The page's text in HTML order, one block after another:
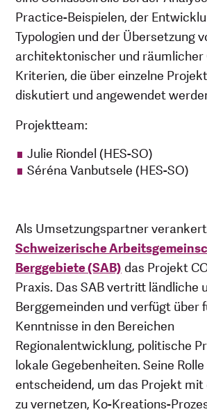
Practice-Beispielen, der
Typologien und der Übersetzung
architektonischer und
Kriterien, die über einzelne
diskutiert und angewendet
Projektteam:
Julie Riondel (HES-SO)
Séréna Vanbutsele (HES-SO)
Als Umsetzungspartner
Schweizerische
Berggebiete (SAB) das Projekt
Praxis. Das SAB vertritt ländliche
Berggemeinden und verfügt über
Kenntnisse in den Bereichen
Regionalentwicklung, politische
lokale Gegebenheiten. Seine
entscheidend, um das Projekt mit
zu vernetzen, Ko-Kreations-